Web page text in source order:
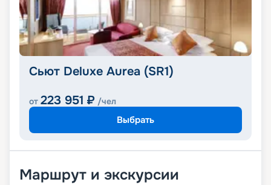
Сьют Deluxe Aurea (SR1)
от 223 951 ₽ /чел
Выбрать
Маршрут и экскурсии